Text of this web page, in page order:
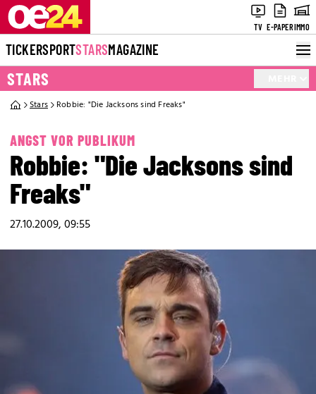
TV E-PAPERIMMO
TICKERSPORTSTARSMAGAZINE
STARS
Stars Robbie: "Die Jacksons sind Freaks"
ANGST VOR PUBLIKUM
Robbie: "Die Jacksons sind
Freaks"
27.10.2009, 09:55